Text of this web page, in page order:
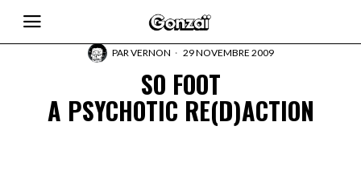
PARVERNON 29 NOVEMBRE 2009
SO FOOT
A PSYCHOTIC RE(D)ACTION